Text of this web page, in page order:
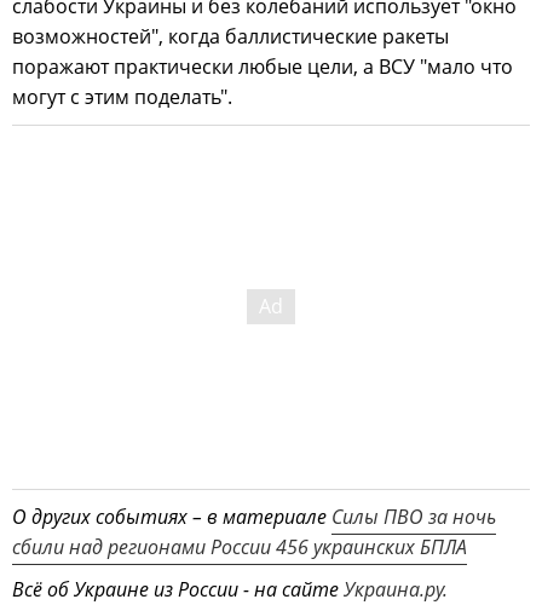
слабости Украины и без колебаний использует "окно
возможностей", когда баллистические ракеты
поражают практически любые цели, а ВСУ "мало что
могут с этим поделать".
О других событиях – в материале Силы ПВО за ночь
сбили над регионами России 456 украинских БПЛА
Всё об Украине из России - на сайтеУкраина.ру.